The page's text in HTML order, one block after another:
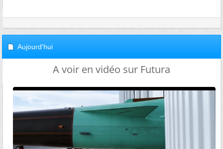
Aujourd'hui
A voir en vidéo sur Futura